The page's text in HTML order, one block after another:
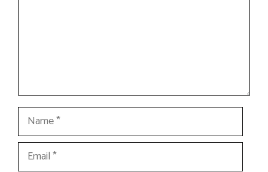
Name
Email